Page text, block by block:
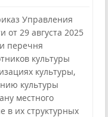
Управления
от 29 августа 2025
перечня
культуры
культуры,
культуры
местного
в их структурных